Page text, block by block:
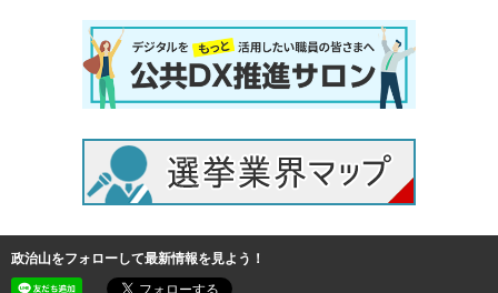
政治山をフォローして最新情報を見よう！